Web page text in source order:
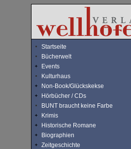
Startseite
Bücherwelt
Events
Kulturhaus
Non-Book/Glückskekse
Hörbücher / CDs
BUNT braucht keine Farbe
Krimis
Historische Romane
Biographien
Zeitgeschichte